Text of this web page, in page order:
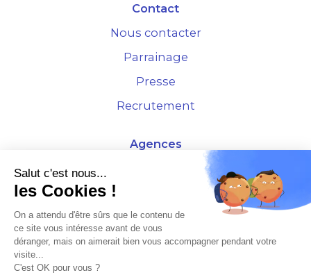
Contact
Nous contacter
Parrainage
Presse
Recrutement
Agences
4 Rue de la Bourse - 69001 Lyon
10 rue d'Austerlitz - 75012 Paris
À L'HORIZON 2025
Salut c'est nous...
les Cookies !
On a attendu d'être sûrs que le contenu de
ce site vous intéresse avant de vous
déranger, mais on aimerait bien vous accompagner pendant votre
visite...
C'est OK pour vous ?